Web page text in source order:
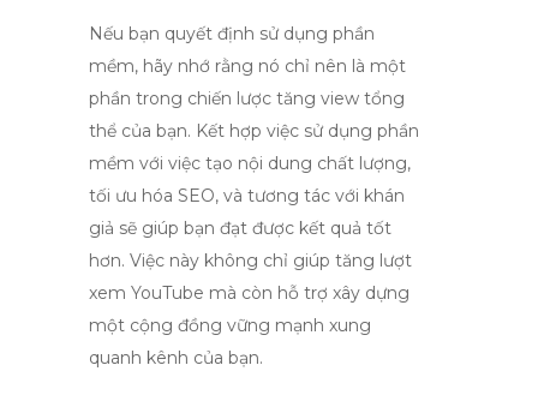
Nếu bạn quyết định sử dụng phần
mềm, hãy nhớ rằng nó chỉ nên là một
phần trong chiến lược tăng view tổng
thể của bạn. Kết hợp việc sử dụng phần
mềm với việc tạo nội dung chất lượng,
tối ưu hóa SEO, và tương tác với khán
giả sẽ giúp bạn đạt được kết quả tốt
hơn. Việc này không chỉ giúp tăng lượt
xem YouTube mà còn hỗ trợ xây dựng
một cộng đồng vững mạnh xung
quanh kênh của bạn.